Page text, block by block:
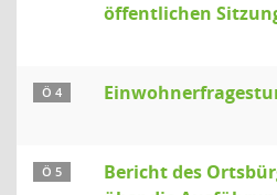
öffentlichen
Ö 4
Ö 5
Bericht des